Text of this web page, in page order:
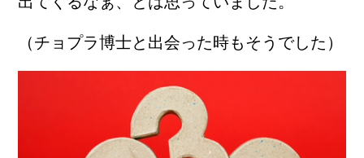
（チョプラ博士と出会った時もそうでした）